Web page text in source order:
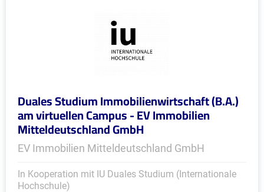
Duales Studium Immobilienwirtschaft (B.A.)
am virtuellen Campus - EV Immobilien
Mitteldeutschland GmbH
EV Immobilien Mitteldeutschland GmbH
In Kooperation mit IU Duales Studium (Internationale
Hochschule)